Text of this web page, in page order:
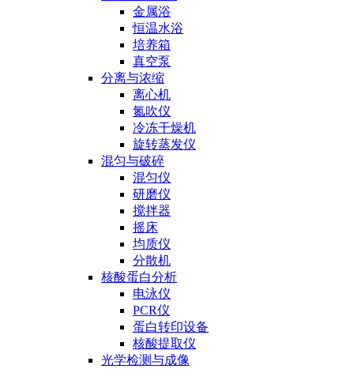
金属浴
恒温水浴
培养箱
真空泵
分离与浓缩
离心机
氮吹仪
冷冻干燥机
旋转蒸发仪
混匀与破碎
混匀仪
研磨仪
搅拌器
摇床
均质仪
分散机
核酸蛋白分析
电泳仪
PCR仪
蛋白转印设备
核酸提取仪
光学检测与成像